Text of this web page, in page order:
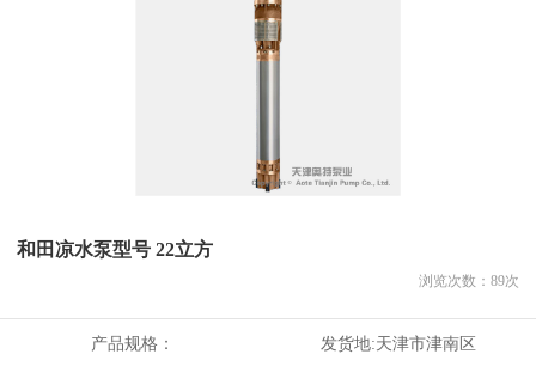
和田凉水泵型号 22立方
浏览次数： 89次
产品规格： 发货地:天津市津南区